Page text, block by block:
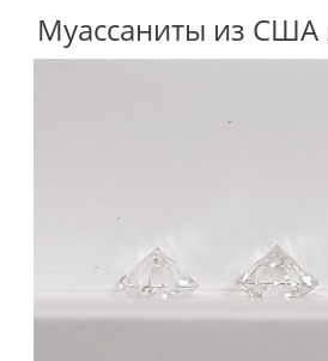
Муассаниты из США